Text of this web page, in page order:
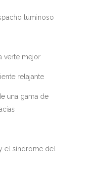
luminoso
verte mejor
relajante
una gama de
el síndrome del